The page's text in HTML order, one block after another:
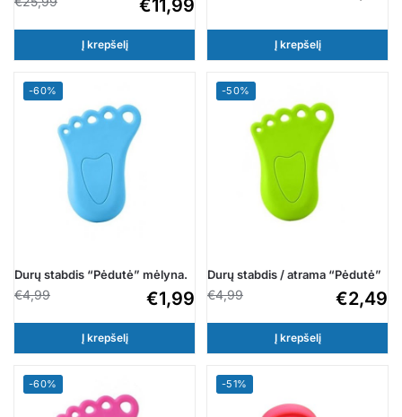
€11,99
Į krepšelį Į krepšelį
-60%
Durų stabdis “Pėdutė” mėlyna.
€4,99 €1,99
Į krepšelį
-50%
Durų stabdis / atrama “Pėdutė”
€4,99 €2,49
Į krepšelį
-60% -51%